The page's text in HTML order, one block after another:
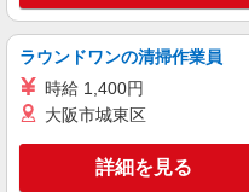
福島県
いエリアな
キープ
株式会社ブレイブ（マイナビ
ラウンドワンの清掃作業員
時給 1,400円
大阪市城東区
詳細を見る